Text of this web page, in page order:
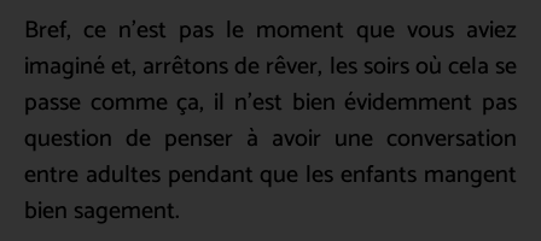
Bref, ce n’est pas le moment que vous aviez
imaginé et, arrêtons de rêver, les soirs où cela se
passe comme ça, il n’est bien évidemment pas
question de penser à avoir une conversation
entre adultes pendant que les enfants mangent
bien sagement.